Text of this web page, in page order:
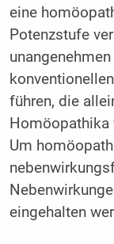
eine
Potenzstufe
führen, die
Homöopathika
Um
eingehalten